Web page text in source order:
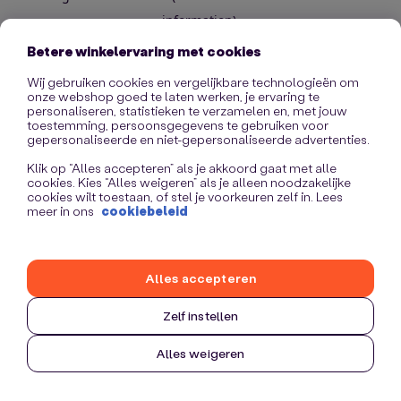
information).
Betere winkelervaring met cookies
Wij gebruiken cookies en vergelijkbare technologieën om
onze webshop goed te laten werken, je ervaring te
personaliseren, statistieken te verzamelen en, met jouw
toestemming, persoonsgegevens te gebruiken voor
gepersonaliseerde en niet-gepersonaliseerde advertenties.
Klik op “Alles accepteren” als je akkoord gaat met alle
cookies. Kies “Alles weigeren” als je alleen noodzakelijke
cookies wilt toestaan, of stel je voorkeuren zelf in. Lees
meer in ons cookiebeleid
Zelf instellen
Alles weigeren
Alles accepteren